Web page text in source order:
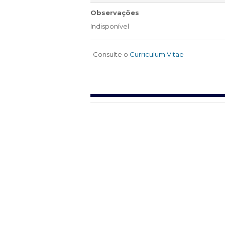
Observações
Indisponível
Consulte o Curriculum Vitae